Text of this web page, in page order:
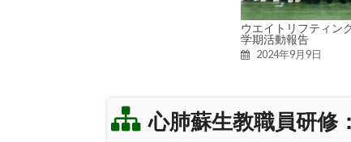
ウエイトリフティン
学期活動報告
2024年9月9日
心肺蘇生教職員研修